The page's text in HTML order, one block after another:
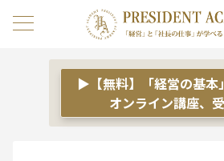
▶【無料】「経営の基本
オンライン講座、